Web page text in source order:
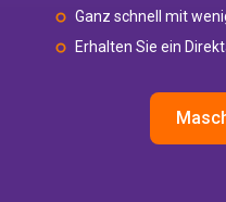
Ganz schnell mit
Erhalten Sie ein